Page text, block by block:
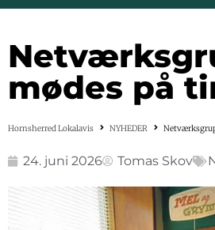
mødes på
Hornsherred Lokalavis NYHEDER
24. juni 2026 Tomas Skov